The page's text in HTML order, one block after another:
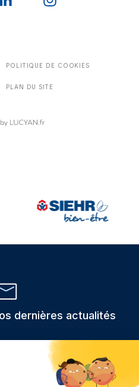
POLITIQUE DE COOKIES
PLAN DU SITE
dernières actualités
ce formulaire sont stockées et